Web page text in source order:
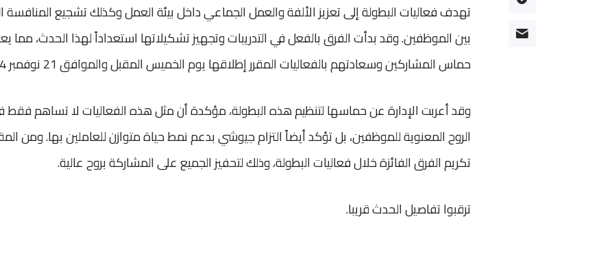
تهدف فعاليات البطولة إلى تعزيز الألفة والعمل الجماعي داخل بيئة العمل وكذلك تشجيع المنافسة
بين الموظفين. وقد بدأت الفرق بالفعل في التدريبات وتجهيز تشكيلاتها استعداداً لهذا الحدث،
حماس المشاركين وسعادتهم بالفعاليات المقرر إطلاقها يوم الخميس المقبل والموافق 21 نوفمبر 2024.
وقد أعربت الإدارة عن حماسها لتنظيم هذه البطولة، مؤكدة أن مثل هذه الفعاليات لا تساهم فقط
الروح المعنوية للموظفين، بل تؤكد أيضاً التزام جيوشي بدعم نمط حياة متوازن للعاملين بها. ومن
تكريم الفرق الفائزة خلال فعاليات البطولة، وذلك لتحفيز الجميع على المشاركة بروح عالية.
ترقبوا تفاصيل الحدث قريبا.